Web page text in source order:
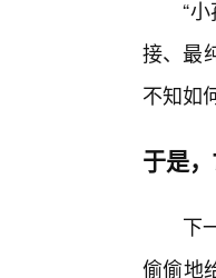
“
接、最
不知如
于是
下
偷偷地